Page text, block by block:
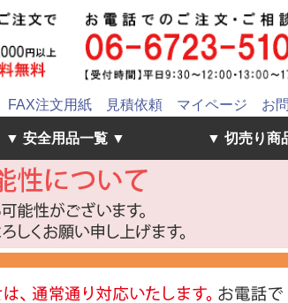
FAX注文用紙 見積依頼 マイページ お
▼ 安全用品一覧 ▼ ▼ 切売り商